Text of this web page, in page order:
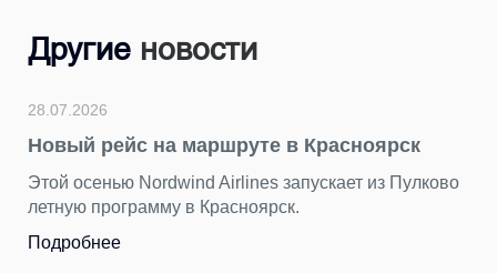
Другие новости
28.07.2026
Новый рейс на маршруте в Красноярск
Этой осенью Nordwind Airlines запускает из Пулково
летную программу в Красноярск.
Подробнее